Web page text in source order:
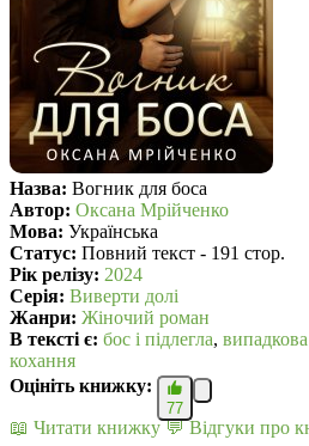
Назва: Вогник для боса
Автор: Оксана Мрійченко
Мова: Українська
Статус: Повний текст - 191 стор.
Рік релізу: 2024
Серія: Виверти долі
Жанри: Жіночий роман
В текcті є: бос і підлегла, випадкова
кохання
Оцініть книжку:
77
📖 Читати книжку 💬 Відгуки про